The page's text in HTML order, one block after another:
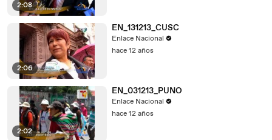
2:08
2:06
EN_131213_CUSC
Enlace Nacional
hace 12 años
2:02
EN_031213_PUNO
Enlace Nacional
hace 12 años